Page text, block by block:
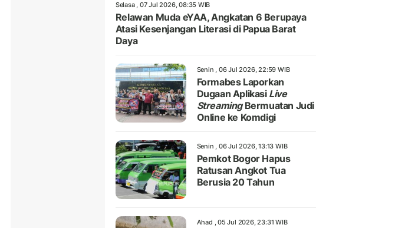
Selasa , 07 Jul 2026, 08:35 WIB
Relawan Muda eYAA, Angkatan 6 Berupaya
Atasi Kesenjangan Literasi di Papua Barat
Daya
Senin , 06 Jul 2026, 22:59 WIB
Formabes Laporkan
Dugaan Aplikasi Live
StreamingBermuatan Judi
Online ke Komdigi
Senin , 06 Jul 2026, 13:13 WIB
Pemkot Bogor Hapus
Ratusan Angkot Tua
Berusia 20 Tahun
Ahad , 05 Jul 2026, 23:31 WIB